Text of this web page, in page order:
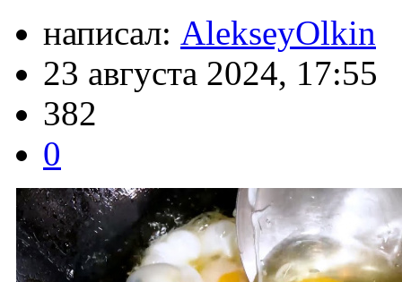
написал: AlekseyOlkin
23 августа 2024, 17:55
382
0